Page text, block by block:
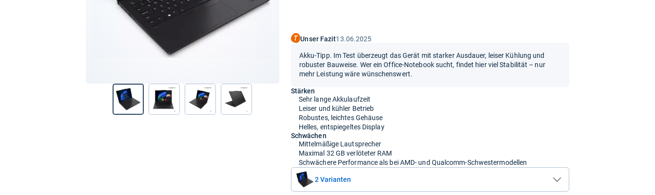
Unser Fazit13.06.2025
Akku-Tipp. Im Test überzeugt das Gerät mit starker Ausdauer, leiser Kühlung und
robuster Bauweise. Wer ein Office-Notebook sucht, findet hier viel Stabilität – nur
mehr Leistung wäre wünschenswert.
Stärken
Sehr lange Akkulaufzeit
Leiser und kühler Betrieb
Robustes, leichtes Gehäuse
Helles, entspiegeltes Display
Schwächen
Mittelmäßige Lautsprecher
Maximal 32 GB verlöteter RAM
Schwächere Performance als bei AMD- und Qualcomm-Schwestermodellen
2 Varianten